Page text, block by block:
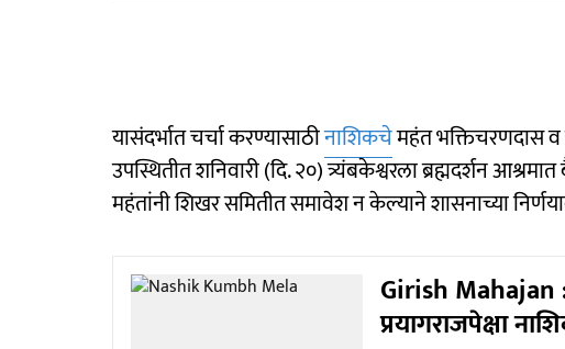
यासंदर्भात चर्चा करण्यासाठीनाशिकचेमहंत भक्तिचरणदास व
उपस्थितीत शनिवारी (दि. २०) त्र्यंबकेश्वरला ब्रह्मदर्शन
महंतांनी शिखर समितीत समावेश न केल्याने शासनाच्या
Girish Mahajan :
प्रयागराजपेक्षा